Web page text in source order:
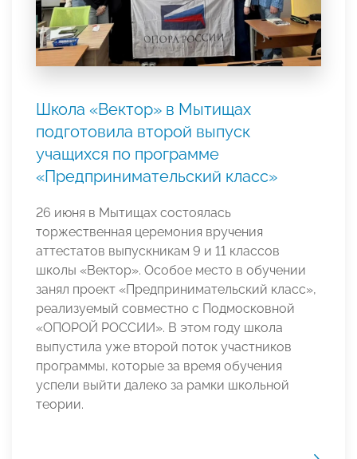
Школа «Вектор» в Мытищах
подготовила второй выпуск
учащихся по программе
«Предпринимательский класс»
26 июня в Мытищах состоялась
торжественная церемония вручения
аттестатов выпускникам 9 и 11 классов
школы «Вектор». Особое место в обучении
занял проект «Предпринимательский класс»,
реализуемый совместно с Подмосковной
«ОПОРОЙ РОССИИ». В этом году школа
выпустила уже второй поток участников
программы, которые за время обучения
успели выйти далеко за рамки школьной
теории.